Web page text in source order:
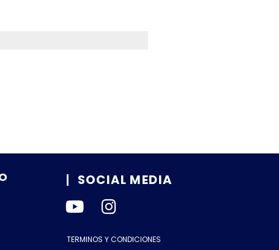
SOCIAL MEDIA
TERMINOS Y CONDICIONES